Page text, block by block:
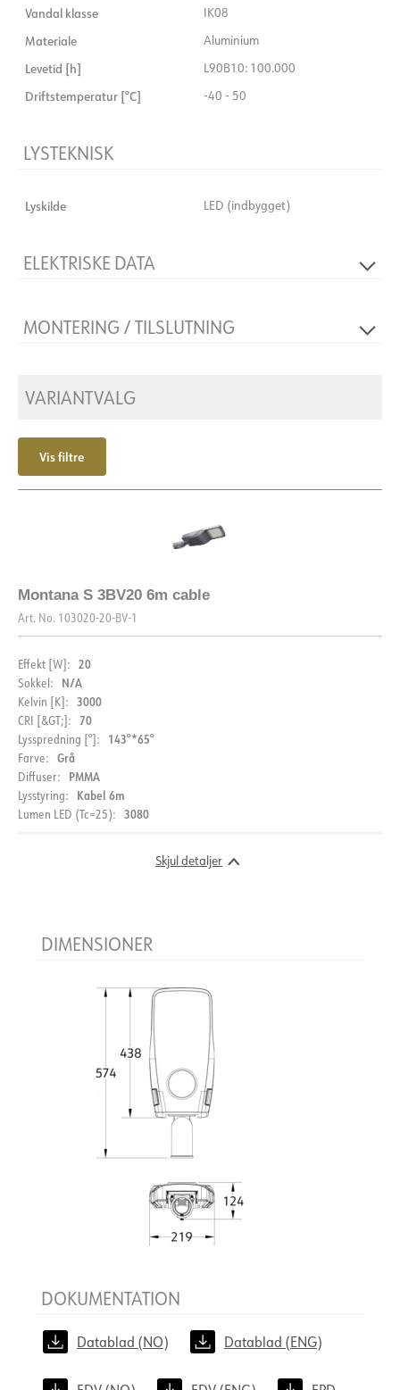
Vandal klasse IK08
Materiale Aluminium
Levetid [h] L90B10: 100.000
Driftstemperatur [°C] -40 - 50
LYSTEKNISK
Lyskilde LED (indbygget)
ELEKTRISKE DATA
Spænding [V] 230V 50Hz
MONTERING / TILSLUTNING
VARIANTVALG
Vis filtre
Montana S 3BV20 6m cable
Art. No. 103020-20-BV-1
Effekt [W]: 20
Sokkel: N/A
Kelvin [K]: 3000
CRI [&GT;]: 70
Lysspredning [°]: 143°*65°
Farve: Grå
Diffuser: PMMA
Lysstyring: Kabel 6m
Lumen LED (Tc=25): 3080
Skjul detaljer
DIMENSIONER
DOKUMENTATION
Datablad (NO) Datablad (ENG)